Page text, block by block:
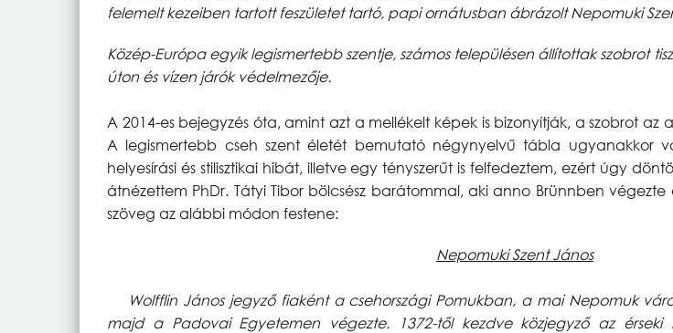
felemelt kezeiben tartott feszületet tartó, papi ornátusban ábrázolt Nepomuki
Közép-Európa egyik legismertebb szentje, számos településen állítottak szobrot
úton és vízen járók védelmezője.
A 2014-es bejegyzés óta, amint azt a mellékelt képek is bizonyítják, a szobrot
A legismertebb cseh szent életét bemutató négynyelvű tábla ugyanakkor
helyesírási és stilisztikai hibát, illetve egy tényszerűt is felfedeztem, ezért úgy
átnézettem PhDr. Tátyi Tibor bölcsész barátommal, aki anno Brünnben
szöveg az alábbi módon festene:
Nepomuki Szent János
Wolfflin János jegyző fiaként a csehországi Pomukban, a mai Nepomuk
majd a Padovai Egyetemen végezte. 1372-től kezdve közjegyző az